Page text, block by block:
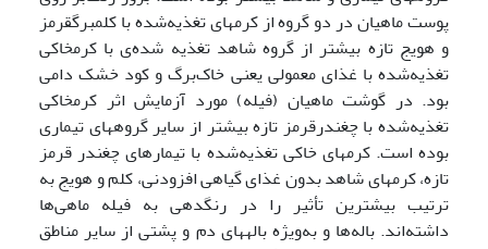
پوست ماهیان در دو گروه از کرمهای تغذیه‌شده با کلم­برگ­قرمز
و هویج تازه بیشتر از گروه شاهد تغذیه شده‌ی با کرم­خاکی
تغذیه‌شده با غذای معمولی یعنی خاک‌برگ و کود خشک دامی
بود. در گوشت ماهیان (فیله) مورد آزمایش اثر کرم­خاکی
تغذیه‌شده با چغندر­قرمز تازه بیشتر از سایر گروههای تیماری
بوده است. کرمهای خاکی تغذیه‌شده با تیمارهای چغندر قرمز
تازه، کرمهای شاهد بدون غذای گیاهی افزودنی، کلم و هویج به
ترتیب بیشترین تأثیر را در رنگ­دهی به فیله ماهی‌ها
داشته‌اند. باله‌ها و به‌ویژه باله­های دم و پشتی از سایر مناطق